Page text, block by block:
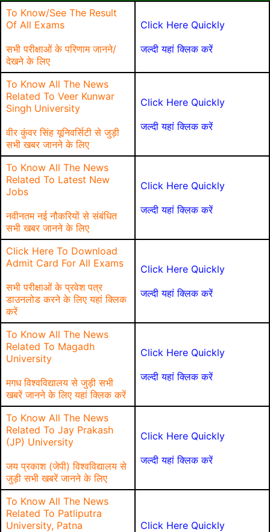
To Know/See The Result
Of All Exams
सभी परीक्षाओं के परिणाम जानने/
देखने के लिए
Click Here Quickly
जल्दी यहां क्लिक करें
To Know All The News
Related To Veer Kunwar
Singh University
वीर कुंवर सिंह यूनिवर्सिटी से जुड़ी
सभी खबर जानने के लिए
Click Here Quickly
जल्दी यहां क्लिक करें
To Know All The News
Related To Latest New
Jobs
नवीनतम नई नौकरियों से संबंधित
सभी खबर जानने के लिए
Click Here Quickly
जल्दी यहां क्लिक करें
Click Here To Download
Admit Card For All Exams
सभी परीक्षाओं के प्रवेश पत्र
डाउनलोड करने के लिए यहां क्लिक
करें
Click Here Quickly
जल्दी यहां क्लिक करें
To Know All The News
Related To Magadh
University
मगध विश्वविद्यालय से जुड़ी सभी
खबरें जानने के लिए यहां क्लिक करें
Click Here Quickly
जल्दी यहां क्लिक करें
To Know All The News
Related To Jay Prakash
(JP) University
जय प्रकाश (जेपी) विश्वविद्यालय से
जुड़ी सभी खबरें जानने के लिए
Click Here Quickly
जल्दी यहां क्लिक करें
To Know All The News
Related To Patliputra
University, Patna
Click Here Quickly